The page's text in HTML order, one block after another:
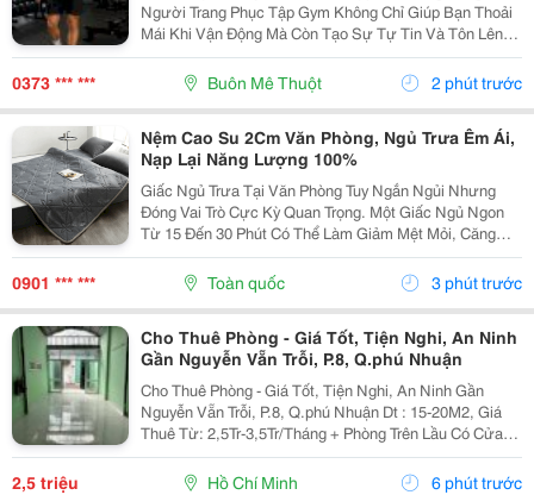
Người Trang Phục Tập Gym Không Chỉ Giúp Bạn Thoải
Mái Khi Vận Động Mà Còn Tạo Sự Tự Tin Và Tôn Lên
Vóc Dáng. Dù Là Người Mới Bắt Đầu Hay Đã Tập Luyện
Lâu Năm, Việc Lựa Chọn Quần Áo Phù Hợp Sẽ Giúp
Nâng Cao...
0373 *** *** Buôn Mê Thuột 2 phút trước
Nệm Cao Su 2Cm Văn Phòng, Ngủ Trưa Êm Ái,
Nạp Lại Năng Lượng 100%
Giấc Ngủ Trưa Tại Văn Phòng Tuy Ngắn Ngủi Nhưng
Đóng Vai Trò Cực Kỳ Quan Trọng. Một Giấc Ngủ Ngon
Từ 15 Đến 30 Phút Có Thể Làm Giảm Mệt Mỏi, Căng
Thẳng, Đồng Thời Tăng Hiệu Suất Làm Việc Cho Buổi
Chiều Lên Gấp Đôi. Tuy Nhiên, Việc Phải Ngủ Gục
0901 *** *** Toàn quốc 3 phút trước
Cho Thuê Phòng - Giá Tốt, Tiện Nghi, An Ninh
Gần Nguyễn Vẵn Trỗi, P.8, Q.phú Nhuận
Cho Thuê Phòng - Giá Tốt, Tiện Nghi, An Ninh Gần
Nguyễn Vẵn Trỗi, P.8, Q.phú Nhuận Dt : 15-20M2, Giá
Thuê Từ: 2,5Tr-3,5Tr/Tháng + Phòng Trên Lầu Có Cửa
Sổ Sạch, Thoáng, Nhà Vệ Sinh Riêng, Có Chỗ Nấu Ăn,
Rửa Đồ. Xe 100K/Tháng, Điện 3.5K/Kw, Nước...
2,5 triệu Hồ Chí Minh 6 phút trước